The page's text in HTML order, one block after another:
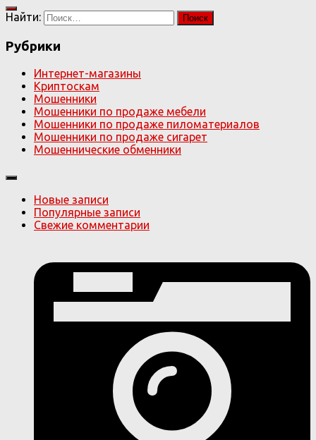
Найти:
Рубрики
Интернет-магазины
Криптоскам
Мошенники
Мошенники по продаже мебели
Мошенники по продаже пиломатериалов
Мошенники по продаже сигарет
Мошеннические обменники
Новые записи
Популярные записи
Свежие комментарии